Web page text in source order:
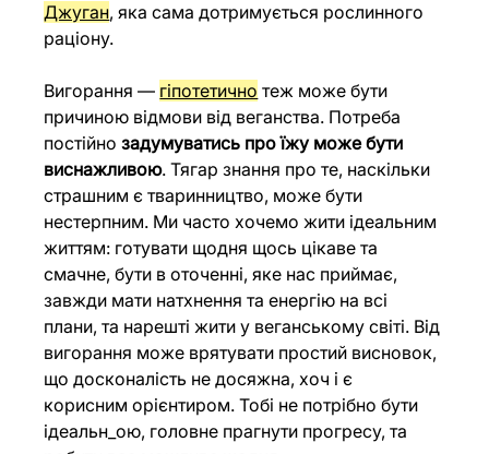
Джуган, яка сама дотримується рослинного
раціону.
Вигорання — гіпотетично теж може бути
причиною відмови від веганства. Потреба
постійно задумуватись про їжу може бути
виснажливою. Тягар знання про те, наскільки
страшним є тваринництво, може бути
нестерпним. Ми часто хочемо жити ідеальним
життям: готувати щодня щось цікаве та
смачне, бути в оточенні, яке нас приймає,
завжди мати натхнення та енергію на всі
плани, та нарешті жити у веганському світі. Від
вигорання може врятувати простий висновок,
що досконалість не досяжна, хоч і є
корисним орієнтиром. Тобі не потрібно бути
ідеальн_ою, головне прагнути прогресу, та